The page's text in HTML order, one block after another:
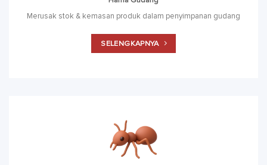
Merusak stok & kemasan produk dalam penyimpanan gudang
SELENGKAPNYA